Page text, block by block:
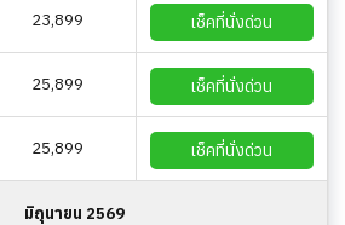
23,899 เช็คที่นั่งด่วน
25,899 เช็คที่นั่งด่วน
25,899 เช็คที่นั่งด่วน
มิถุนายน 2569